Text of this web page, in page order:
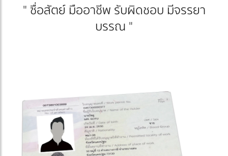
" ซื่อสัตย์ มืออาชีพ รับผิดชอบ มีจรรยา
บรรณ "